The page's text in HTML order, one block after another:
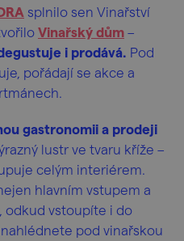
splnilo sen Vinařství
Vinařský dům –
i prodává. Pod
pořádají se akce a
gastronomii a prodeji
lustr ve tvaru kříže –
celým interiérem.
hlavním vstupem a
odkud vstoupíte i do
pod vinařskou